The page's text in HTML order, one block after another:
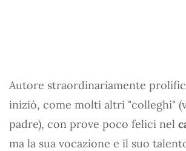
Autore straordinariamente
iniziò, come molti altri "colleghi"
padre), con prove poco felici nel
ma la sua vocazione e il suo